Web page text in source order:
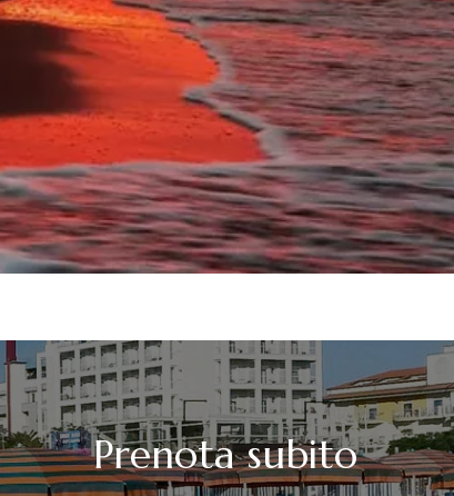
Prenota subito